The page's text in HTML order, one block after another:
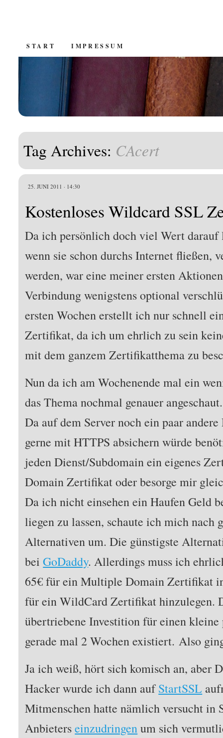
SKIP
CONTENT
START IMPRESSUM
Tag Archives: CAcert
25. JUNI 2011 · 14:30
Kostenloses Wildcard SSL
Da ich persönlich doch viel Wert darauf
wenn sie schon durchs Internet fließen,
werden, war eine meiner ersten
Verbindung wenigstens optional
ersten Wochen erstellt ich nur schnell
Zertifikat, da ich um ehrlich zu sein
mit dem ganzem Zertifikatthema zu
Nun da ich am Wochenende mal ein
das Thema nochmal genauer angeschaut.
Da auf dem Server noch ein paar
gerne mit HTTPS absichern würde
jeden Dienst/Subdomain ein eigenes
Domain Zertifikat oder besorge mir
Da ich nicht einsehen ein Haufen Geld
liegen zu lassen, schaute ich mich nach
Alternativen um. Die günstigste
beiGoDaddy. Allerdings muss ich
65€ für ein Multiple Domain Zertifikat
für ein WildCard Zertifikat hinzulegen.
übertriebene Investition für einen
gerade mal 2 Wochen existiert. Also
Ja ich weiß, hört sich komisch an, aber
Hacker wurde ich dann aufStartSSL
Mitmenschen hatte nämlich versucht in
Anbieterseinzudringenum sich